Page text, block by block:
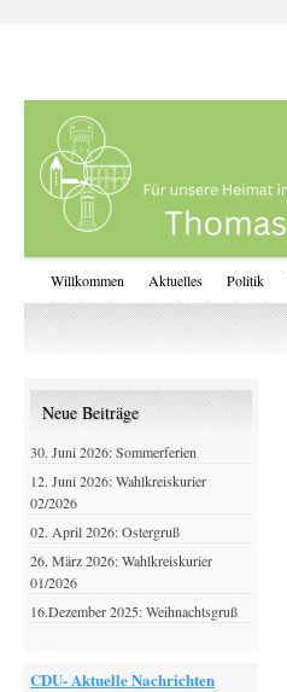
Willkommen Aktuelles Politik
Neue Beiträge
30. Juni 2026: Sommerferien
12. Juni 2026: Wahlkreiskurier
02/2026
02. April 2026: Ostergruß
26. März 2026: Wahlkreiskurier
01/2026
16.Dezember 2025: Weihnachtsgruß
CDU- Aktuelle Nachrichten